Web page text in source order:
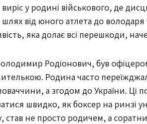
виріс у родині військового, де
від юного атлета до
яка долає всі перешкоди,
Родіонович, був
Родина часто
а згодом до України. Ці
швидко, як боксер на ринзі
не просто родичем, а